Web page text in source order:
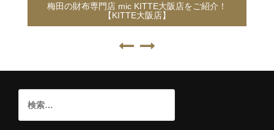
梅田の財布専門店 mic KITTE大阪店をご紹介！
【KITTE大阪店】